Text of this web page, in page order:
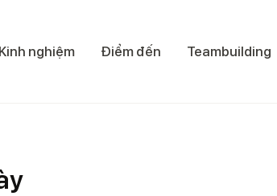
Kinh nghiệm Điểm đến Teambuilding